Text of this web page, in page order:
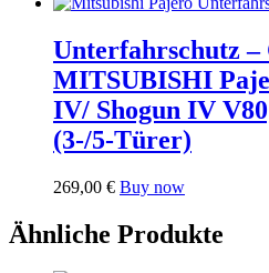
Unterfahrschutz
MITSUBISHI
IV/ Shogun IV
(3-/5-Türer)
269,00 € Buy now
Ähnliche Produkte